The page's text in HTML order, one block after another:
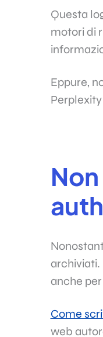
Questa
motori di
Eppure,
archiviati.
anche
Come
web